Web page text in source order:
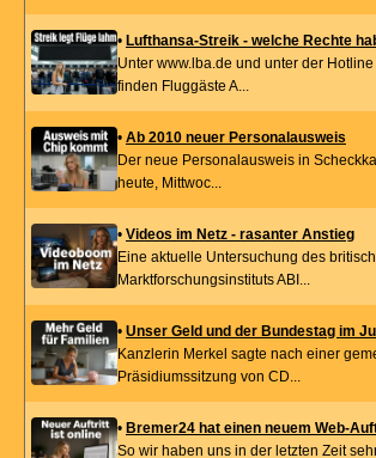
• Lufthansa-Streik - welche Rechte
Unter www.lba.de und unter der
finden Fluggäste A...
• Ab 2010 neuer Personalausweis
Der neue Personalausweis in
heute, Mittwoc...
• Videos im Netz - rasanter Anstieg
Eine aktuelle Untersuchung des
Marktforschungsinstituts ABI...
• Unser Geld und der Bundestag im
Kanzlerin Merkel sagte nach einer
Präsidiumssitzung von CD...
• Bremer24 hat einen neuem Web-
So wir haben uns in der letzten Zeit